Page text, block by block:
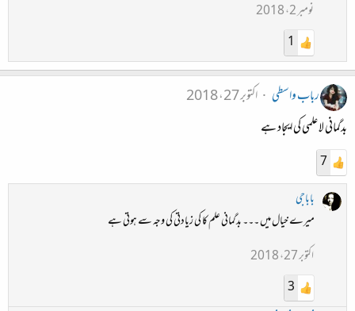
نومبر 2، 2018
1
رباب واسطی
اکتوبر 27، 2018
بدگمانی لا علمی کی ایجاد ہے
7
باباجی
میرے خیال میں ۔۔۔ بدگمانی علم کا کی زیادتی کی وجہ سے ہوتی ہے
اکتوبر 27، 2018
3